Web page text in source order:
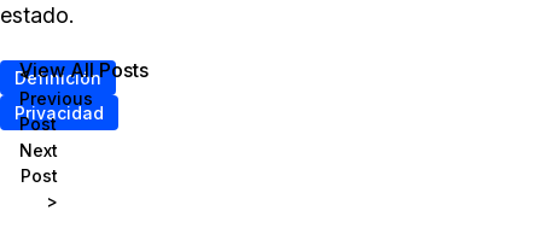
estado.
Definición
Privacidad
<
Previous
Post
Next
Post
>
View All Posts